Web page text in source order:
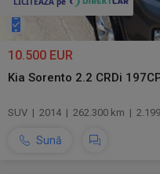
10.500 EUR
Kia Sorento 2.2 CRDi
SUV | 2014 | 262.300 km |
Sună